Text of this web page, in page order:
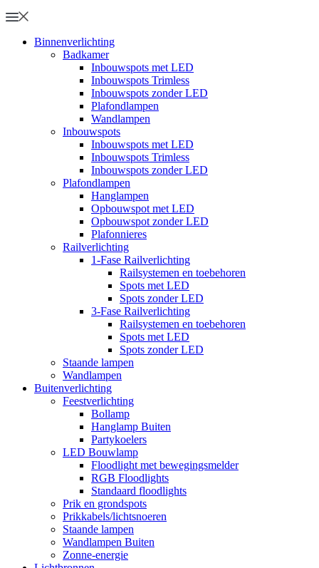
Binnenverlichting
Badkamer
Inbouwspots met LED
Inbouwspots Trimless
Inbouwspots zonder LED
Plafondlampen
Wandlampen
Inbouwspots
Inbouwspots met LED
Inbouwspots Trimless
Inbouwspots zonder LED
Plafondlampen
Hanglampen
Opbouwspot met LED
Opbouwspot zonder LED
Plafonnieres
Railverlichting
1-Fase Railverlichting
Railsystemen en toebehoren
Spots met LED
Spots zonder LED
3-Fase Railverlichting
Railsystemen en toebehoren
Spots met LED
Spots zonder LED
Staande lampen
Wandlampen
Buitenverlichting
Feestverlichting
Bollamp
Hanglamp Buiten
Partykoelers
LED Bouwlamp
Floodlight met bewegingsmelder
RGB Floodlights
Standaard floodlights
Prik en grondspots
Prikkabels/lichtsnoeren
Staande lampen
Wandlampen Buiten
Zonne-energie